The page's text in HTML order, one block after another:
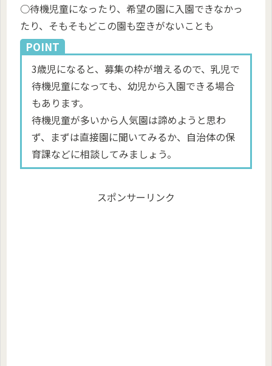
○待機児童になったり、希望の園に入園できなかっ
たり、そもそもどこの園も空きがないことも
POINT
3歳児になると、募集の枠が増えるので、乳児で
待機児童になっても、幼児から入園できる場合
もあります。
待機児童が多いから人気園は諦めようと思わ
ず、まずは直接園に聞いてみるか、自治体の保
育課などに相談してみましょう。
スポンサーリンク